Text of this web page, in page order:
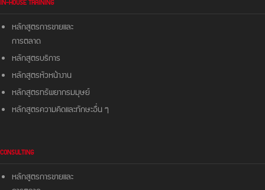
IN-HOUSE TRAINING
หลักสูตรการขายและ
การตลาด
หลักสูตรบริการ
หลักสูตรหัวหน้างาน
หลักสูตรทรัพยากรมมุษย์
หลักสูตรความคิดและทักษะอื่น ๆ
CONSULTING
หลักสูตรการขายและ